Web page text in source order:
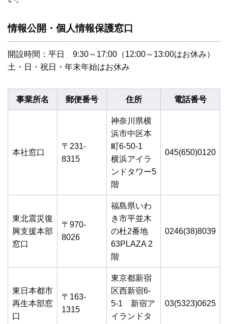
情報公開・個人情報保護窓口
開設時間：平日 9:30～17:00（12:00～13:00はお休み）
土・日・祝日・年末年始はお休み
事業所名 郵便番号 住所 電話番号
本社窓口
〒231-
8315
神奈川県横
浜市中区本
町6-50-1
横浜アイラ
ンドタワー5
階
045(650)0120
東北震災復
興支援本部
窓口
〒970-
8026
福島県いわ
き市平並木
の杜2番地
63PLAZA 2
階
0246(38)8039
東日本都市
再生本部窓
口
〒163-
1315
東京都新宿
区西新宿6-
5-1 新宿ア
イランドタ
03(5323)0625